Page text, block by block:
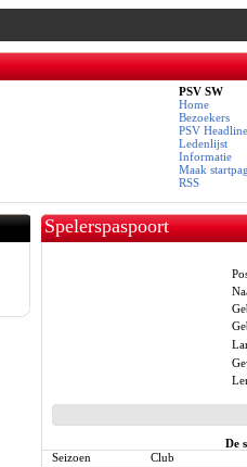
PSV SW
Home
Bezoekers
PSV
Ledenlijst
Informatie
Maak
RSS
Spelerspaspoort
De
Seizoen
Club